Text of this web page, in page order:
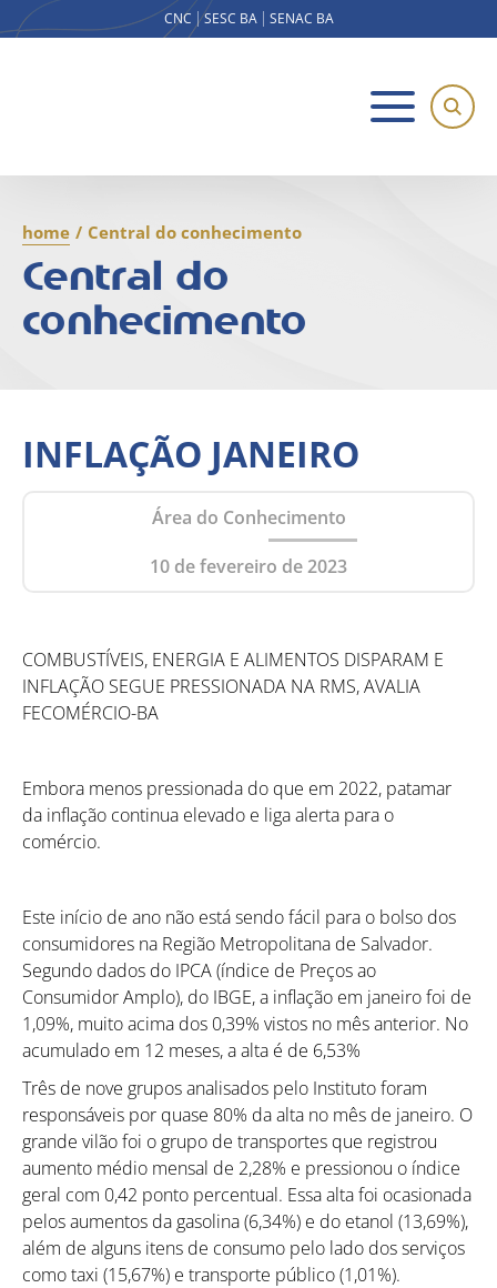
CNC SESC BA SENAC BA
home / Central do conhecimento
Central do
conhecimento
INFLAÇÃO JANEIRO
Área do Conhecimento
10 de fevereiro de 2023
COMBUSTÍVEIS, ENERGIA E ALIMENTOS DISPARAM E
INFLAÇÃO SEGUE PRESSIONADA NA RMS, AVALIA
FECOMÉRCIO-BA
Embora menos pressionada do que em 2022, patamar
da inflação continua elevado e liga alerta para o
comércio.
Este início de ano não está sendo fácil para o bolso dos
consumidores na Região Metropolitana de Salvador.
Segundo dados do IPCA (índice de Preços ao
Consumidor Amplo), do IBGE, a inflação em janeiro foi de
1,09%, muito acima dos 0,39% vistos no mês anterior. No
acumulado em 12 meses, a alta é de 6,53%
Três de nove grupos analisados pelo Instituto foram
responsáveis por quase 80% da alta no mês de janeiro. O
grande vilão foi o grupo de transportes que registrou
aumento médio mensal de 2,28% e pressionou o índice
geral com 0,42 ponto percentual. Essa alta foi ocasionada
pelos aumentos da gasolina (6,34%) e do etanol (13,69%),
além de alguns itens de consumo pelo lado dos serviços
como taxi (15,67%) e transporte público (1,01%).